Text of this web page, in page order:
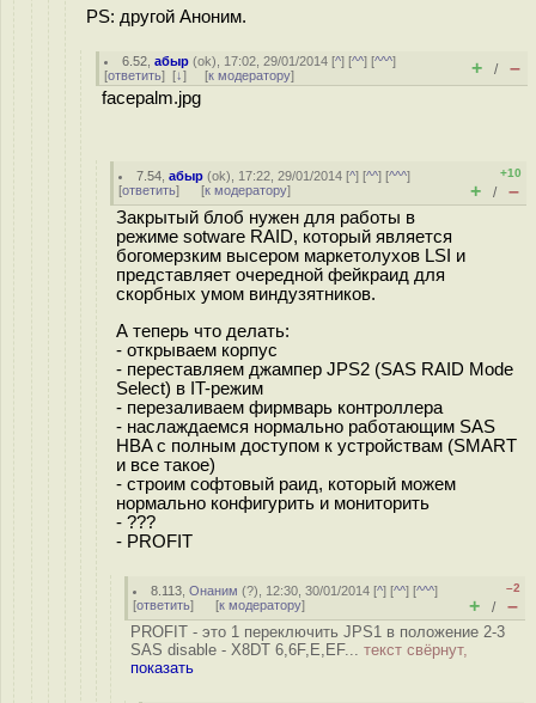
PS: другой Аноним.
6.52 ,абыр (ok), 17:02, 29/01/2014 [^] [^^] [^^^]
[ответить] [↓] [к модератору] + / –
facepalm.jpg
7.54 ,абыр (ok), 17:22, 29/01/2014 [^] [^^] [^^^]
[ответить] [к модератору]
+10
+ / –
Закрытый блоб нужен для работы в
режиме sotware RAID, который является
богомерзким высером маркетолухов LSI и
представляет очередной фейкраид для
скорбных умом виндузятников.
А теперь что делать:
- открываем корпус
- переставляем джампер JPS2 (SAS RAID Mode
Select) в IT-режим
- перезаливаем фирмварь контроллера
- наслаждаемся нормально работающим SAS
HBA c полным доступом к устройствам (SMART
и все такое)
- строим софтовый раид, который можем
нормально конфигурить и мониторить
- ???
- PROFIT
8.113 ,Онаним (?), 12:30, 30/01/2014 [^] [^^] [^^^]
[ответить] [к модератору]
–2
+ / –
PROFIT - это 1 переключить JPS1 в положение 2-3
SAS disable - X8DT 6,6F,E,EF... текст свёрнут,
показать